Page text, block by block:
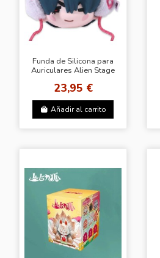
Funda de Silicona para
Auriculares Alien Stage
23,95 €
Añadir al carrito